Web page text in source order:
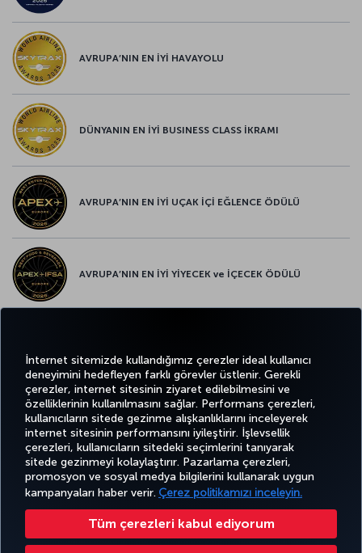
İnternet sitemizde kullandığımız çerezler ideal kullanıcı
deneyimini hedefleyen farklı görevler üstlenir. Gerekli
çerezler, internet sitesinin ziyaret edilebilmesini ve
özelliklerinin kullanılmasını sağlar. Performans çerezleri,
kullanıcıların sitede gezinme alışkanlıklarını inceleyerek
internet sitesinin performansını iyileştirir. İşlevsellik
çerezleri, kullanıcıların sitedeki seçimlerini tanıyarak
sitede gezinmeyi kolaylaştırır. Pazarlama çerezleri,
promosyon ve sosyal medya bilgilerini kullanarak uygun
kampanyaları haber verir. Çerez politikamızı inceleyin.
Tüm çerezleri kabul ediyorum
AVRUPA’NIN EN İYİ HAVAYOLU
DÜNYANIN EN İYİ BUSINESS CLASS İKRAMI
AVRUPA’NIN EN İYİ UÇAK İÇİ EĞLENCE ÖDÜLÜ
AVRUPA’NIN EN İYİ YİYECEK ve İÇECEK ÖDÜLÜ
TwitterFacebook
Instagram
YoutubeLinkedIn
TiktokBlogPinterest
BİLET
YÖNET
FIRSATLAR
NOKTALARI
AIRLINES
HOLIDAYS
MILES&SMILES
Bilgi Toplumu Hizmetleri Erişilebilirlik Gizlilik ve Çerez Politikası Yasal Uyarı Yolcu Hakları
Çerez Ayarlarını Değiştir 49 69 86 799 849
Türk Hava Yolları A.O. Her hakkı saklıdır. © 1996 - 2025 Türk Hava Yolları Miles&Smiles Mastercard Gold Kredi Kartı,
Mastercard International lisansı ile Advanzia Bank S.A. tarafından düzenlenmektedir. İlgili kural ve koşullar için
bağlantıyı